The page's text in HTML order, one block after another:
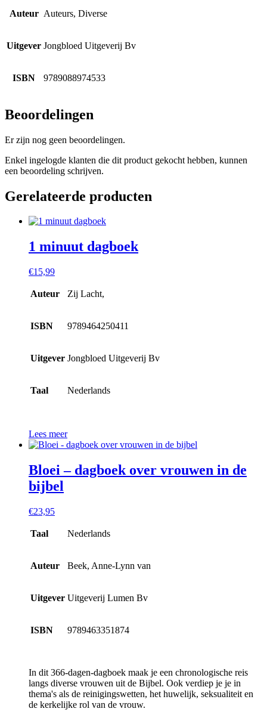
Auteur Auteurs, Diverse
Uitgever Jongbloed Uitgeverij Bv
ISBN 9789088974533
Beoordelingen
Er zijn nog geen beoordelingen.
Enkel ingelogde klanten die dit product gekocht hebben, kunnen
een beoordeling schrijven.
Gerelateerde producten
1 minuut dagboek
€15,99
Auteur Zij Lacht,
ISBN 9789464250411
Uitgever Jongbloed Uitgeverij Bv
Taal Nederlands
Lees meer
Bloei – dagboek over vrouwen in de
bijbel
€23,95
Taal Nederlands
Auteur Beek, Anne-Lynn van
Uitgever Uitgeverij Lumen Bv
ISBN 9789463351874
In dit 366-dagen-dagboek maak je een chronologische reis
langs diverse vrouwen uit de Bijbel. Ook verdiep je je in
thema's als de reinigingswetten, het huwelijk, seksualiteit en
de kerkelijke rol van de vrouw.